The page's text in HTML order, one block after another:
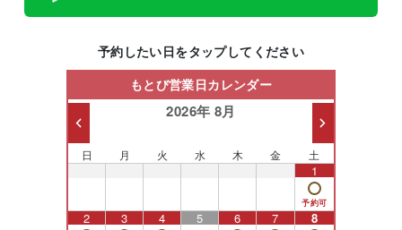
予約したい日をタップしてください
もとび営業日カレンダー
2026年 8月
日 月 火 水 木 金 土
1
2 3 4 5 6 7 8